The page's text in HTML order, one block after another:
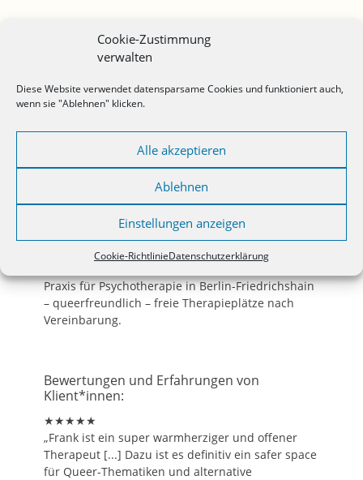
Cookie-Zustimmung
verwalten
Diese Website verwendet datensparsame Cookies und funktioniert auch,
wenn sie "Ablehnen" klicken.
Alle akzeptieren
Ablehnen
Einstellungen anzeigen
Cookie-RichtlinieDatenschutzerklärung
Datenschutzerklärung
Cookie Richtlinie
English
Adresse:
Finowstraße 18, 10247 Berlin
Praxis für Psychotherapie in Berlin-Friedrichshain
– queerfreundlich – freie Therapieplätze nach
Vereinbarung.
Bewertungen und Erfahrungen von
Klient*innen:
★★★★★
„Frank ist ein super warmherziger und offener
Therapeut [...] Dazu ist es definitiv ein safer space
für Queer-Thematiken und alternative